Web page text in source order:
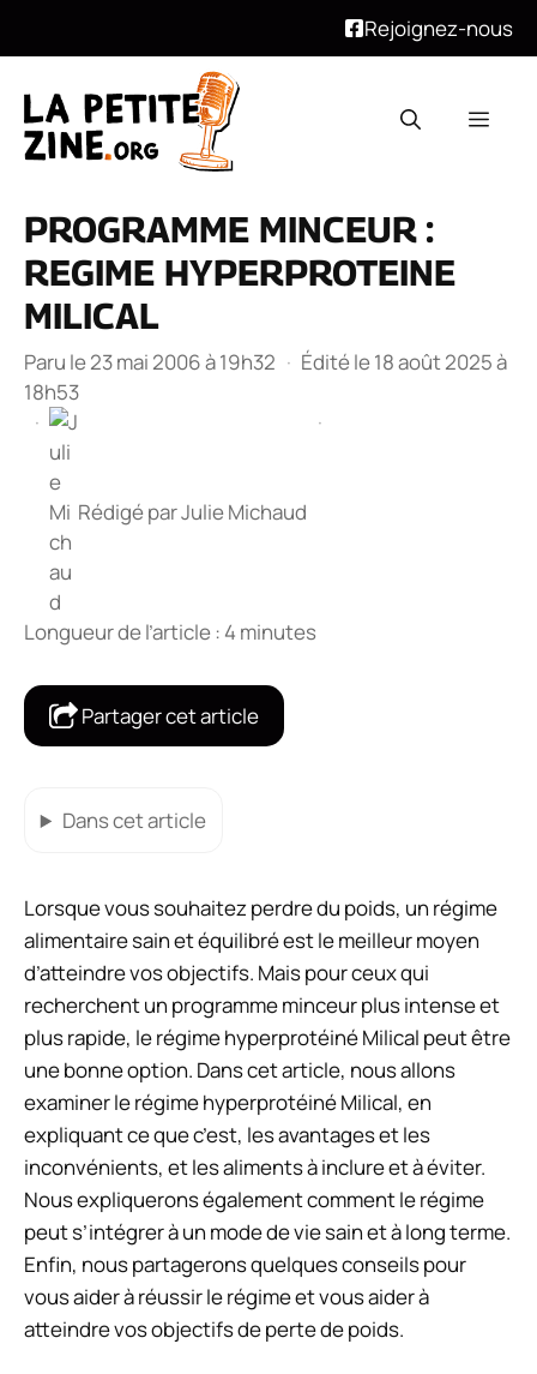
Rejoignez-nous
contenu
PROGRAMME MINCEUR :
REGIME HYPERPROTEINE
MILICAL
Paru le 23 mai 2006 à 19h32 · Édité le 18 août 2025 à
18h53
·
Rédigé parJulie Michaud
·
Longueur de l’article : 4 minutes
Partager cet article
Dans cet article
Lorsque vous souhaitez perdre du poids, un régime
alimentaire sain et équilibré est le meilleur moyen
d’atteindre vos objectifs. Mais pour ceux qui
recherchent un programme minceur plus intense et
plus rapide, le régime hyperprotéiné Milical peut être
une bonne option. Dans cet article, nous allons
examiner le régime hyperprotéiné Milical, en
expliquant ce que c’est, les avantages et les
inconvénients, et les aliments à inclure et à éviter.
Nous expliquerons également comment le régime
peut s’intégrer à un mode de vie sain et à long terme.
Enfin, nous partagerons quelques conseils pour
vous aider à réussir le régime et vous aider à
atteindre vos objectifs de perte de poids.